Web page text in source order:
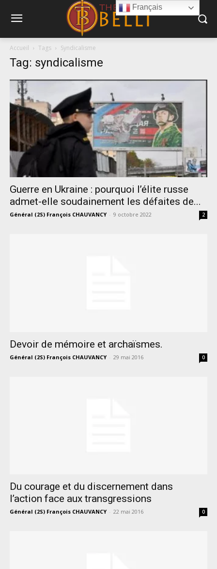
Accueil Tags Syndicalisme
Tag: syndicalisme
Guerre en Ukraine : pourquoi l’élite russe
admet-elle soudainement les défaites de...
Général (2S) François CHAUVANCY - 9 octobre 2022 2
Devoir de mémoire et archaïsmes.
Général (2S) François CHAUVANCY - 29 mai 2016 0
Du courage et du discernement dans
l’action face aux transgressions
Général (2S) François CHAUVANCY - 22 mai 2016 0
Français